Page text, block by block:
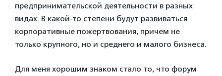
предпринимательской деятельности в разных
видах. В какой-то степени будут развиваться
корпоративные пожертвования, причем не
только крупного, но и среднего и малого бизнеса.
Для меня хорошим знаком стало то, что форум